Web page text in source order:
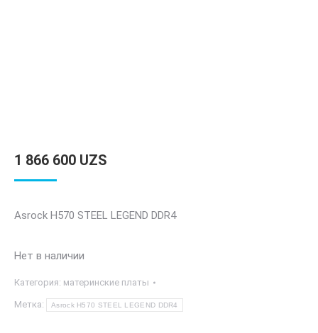
1 866 600 UZS
Asrock H570 STEEL LEGEND DDR4
Нет в наличии
Категория: материнские платы
Метка: Asrock H570 STEEL LEGEND DDR4